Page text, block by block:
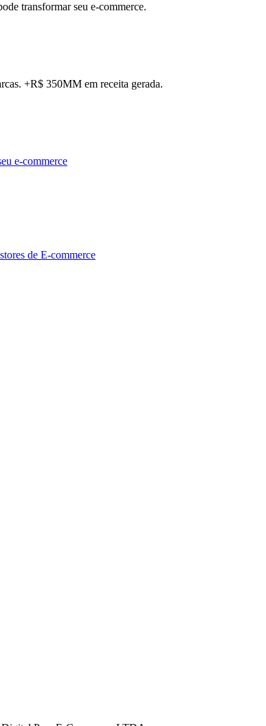
transformar seu e-commerce.
+R$ 350MM em receita gerada.
e-commerce
de E-commerce